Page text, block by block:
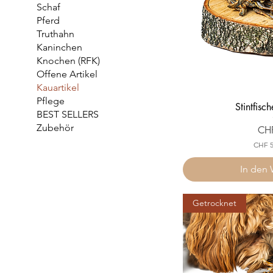
Schaf
Pferd
Truthahn
Kaninchen
Knochen (RFK)
Offene Artikel
Kauartikel
Pflege
BEST SELLERS
Zubehör
CHF
In den
Getrocknet